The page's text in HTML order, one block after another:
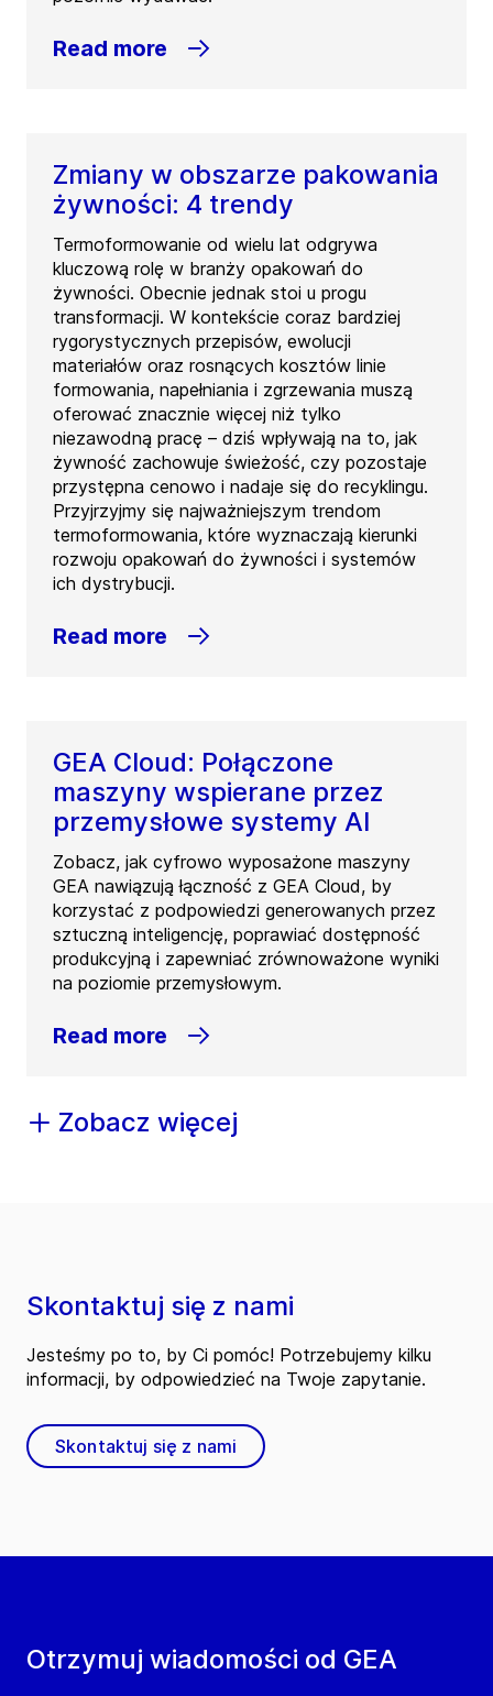
Read more
Zmiany w obszarze pakowania
żywności: 4 trendy
Termoformowanie od wielu lat odgrywa
kluczową rolę w branży opakowań do
żywności. Obecnie jednak stoi u progu
transformacji. W kontekście coraz bardziej
rygorystycznych przepisów, ewolucji
materiałów oraz rosnących kosztów linie
formowania, napełniania i zgrzewania muszą
oferować znacznie więcej niż tylko
niezawodną pracę – dziś wpływają na to, jak
żywność zachowuje świeżość, czy pozostaje
przystępna cenowo i nadaje się do recyklingu.
Przyjrzyjmy się najważniejszym trendom
termoformowania, które wyznaczają kierunki
rozwoju opakowań do żywności i systemów
ich dystrybucji.
Read more
GEA Cloud: Połączone
maszyny wspierane przez
przemysłowe systemy AI
Zobacz, jak cyfrowo wyposażone maszyny
GEA nawiązują łączność z GEA Cloud, by
korzystać z podpowiedzi generowanych przez
sztuczną inteligencję, poprawiać dostępność
produkcyjną i zapewniać zrównoważone wyniki
na poziomie przemysłowym.
Read more
Zobacz więcej
Otrzymuj wiadomości od GEA
Skontaktuj się z nami
Jesteśmy po to, by Ci pomóc! Potrzebujemy kilku
informacji, by odpowiedzieć na Twoje zapytanie.
Skontaktuj się z nami